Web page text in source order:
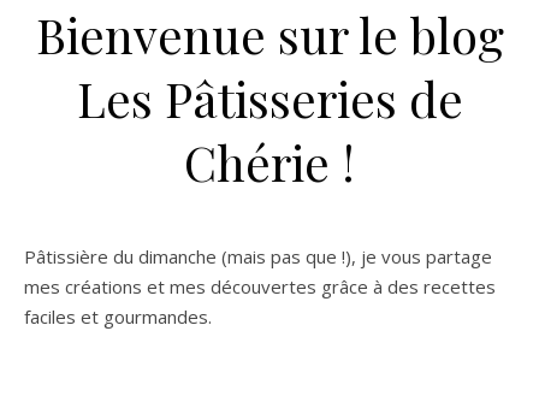
Bienvenue sur le blog
Les Pâtisseries de
Chérie !
Pâtissière du dimanche (mais pas que !), je vous partage
mes créations et mes découvertes grâce à des recettes
faciles et gourmandes.